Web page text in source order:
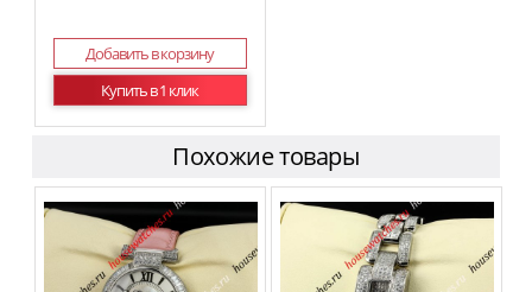
Добавить в корзину
Купить в 1 клик
Похожие товары